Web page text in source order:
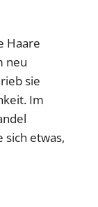
Haare
neu
sie
Im
sich etwas,